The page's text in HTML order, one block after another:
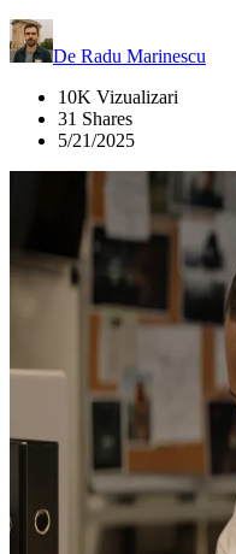
De Radu Marinescu
10K Vizualizari
31 Shares
5/21/2025